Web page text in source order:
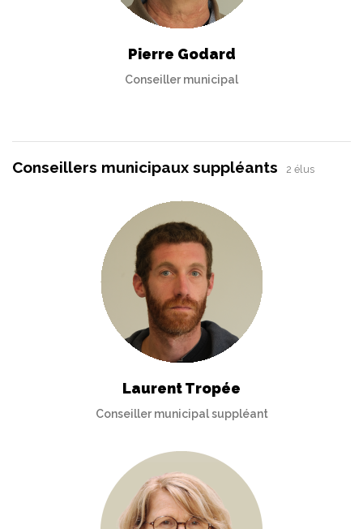
Pierre Godard
Conseiller municipal
Conseillers municipaux suppléants 2 élus
Laurent Tropée
Conseiller municipal suppléant